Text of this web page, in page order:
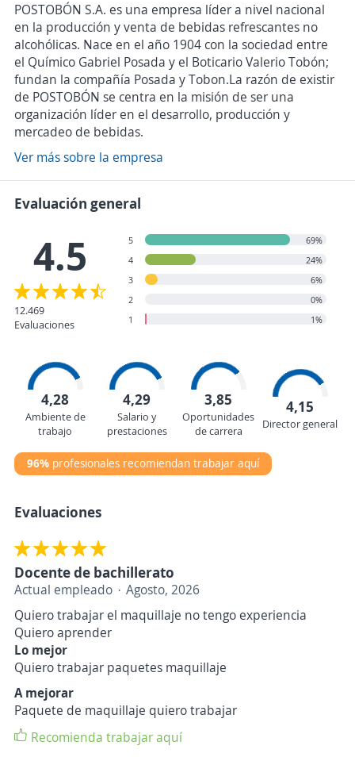
POSTOBÓN S.A. es una empresa líder a nivel nacional
en la producción y venta de bebidas refrescantes no
alcohólicas. Nace en el año 1904 con la sociedad entre
el Químico Gabriel Posada y el Boticario Valerio Tobón;
fundan la compañía Posada y Tobon.La razón de existir
de POSTOBÓN se centra en la misión de ser una
organización líder en el desarrollo, producción y
mercadeo de bebidas.
Ver más sobre la empresa
Evaluación general
4.5
12.469
Evaluaciones
5
69%
4
24%
3
6%
2
0%
1
1%
4,28
Ambiente de
trabajo
4,29
Salario y
prestaciones
3,85
Oportunidades
de carrera
4,15
Director general
96% profesionales recomiendan trabajar aquí
Evaluaciones
Docente de bachillerato
Actual empleado
Agosto, 2026
Quiero trabajar el maquillaje no tengo experiencia
Quiero aprender
Lo mejor
Quiero trabajar paquetes maquillaje
A mejorar
Paquete de maquillaje quiero trabajar
Recomienda trabajar aquí